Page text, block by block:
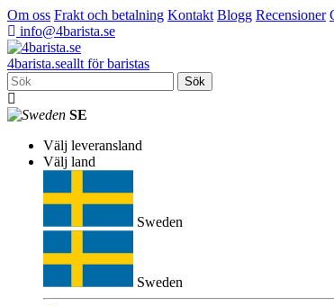
Om oss Frakt och betalning Kontakt Blogg Recensioner
info@4barista.se
4barista.seallt för baristas
Sök
SE
Välj leveransland
Välj land
Sweden
Sweden